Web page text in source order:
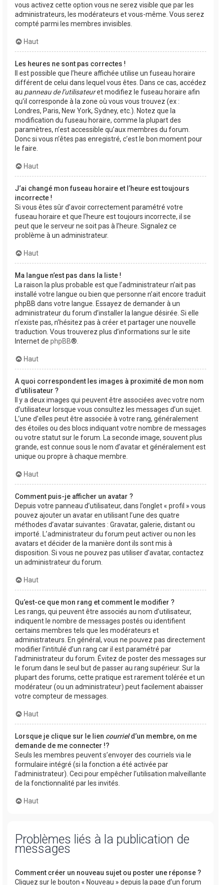
vous activez cette option vous ne serez visible que par les
administrateurs, les modérateurs et vous-même. Vous serez
compté parmi les membres invisibles.
Haut
Les heures ne sont pas correctes !
Il est possible que l’heure affichée utilise un fuseau horaire
différent de celui dans lequel vous êtes. Dans ce cas, accédez
au panneau de l’utilisateuret modifiez le fuseau horaire afin
qu’il corresponde à la zone où vous vous trouvez (ex :
Londres, Paris, New York, Sydney, etc.). Notez que la
modification du fuseau horaire, comme la plupart des
paramètres, n’est accessible qu’aux membres du forum.
Donc si vous n’êtes pas enregistré, c’est le bon moment pour
le faire.
Haut
J’ai changé mon fuseau horaire et l’heure est toujours
incorrecte !
Si vous êtes sûr d’avoir correctement paramétré votre
fuseau horaire et que l’heure est toujours incorrecte, il se
peut que le serveur ne soit pas à l’heure. Signalez ce
problème à un administrateur.
Haut
Ma langue n’est pas dans la liste !
La raison la plus probable est que l’administrateur n’ait pas
installé votre langue ou bien que personne n’ait encore traduit
phpBB dans votre langue. Essayez de demander à un
administrateur du forum d’installer la langue désirée. Si elle
n’existe pas, n’hésitez pas à créer et partager une nouvelle
traduction. Vous trouverez plus d’informations sur le site
Internet de phpBB®.
Haut
A quoi correspondent les images à proximité de mon nom
d’utilisateur ?
Il y a deux images qui peuvent être associées avec votre nom
d’utilisateur lorsque vous consultez les messages d’un sujet.
L’une d’elles peut être associée à votre rang, généralement
des étoiles ou des blocs indiquant votre nombre de messages
ou votre statut sur le forum. La seconde image, souvent plus
grande, est connue sous le nom d’avatar et généralement est
unique ou propre à chaque membre.
Haut
Comment puis-je afficher un avatar ?
Depuis votre panneau d’utilisateur, dans l’onglet « profil » vous
pouvez ajouter un avatar en utilisant l’une des quatre
méthodes d’avatar suivantes : Gravatar, galerie, distant ou
importé. L’administrateur du forum peut activer ou non les
avatars et décider de la manière dont ils sont mis à
disposition. Si vous ne pouvez pas utiliser d’avatar, contactez
un administrateur du forum.
Haut
Qu’est-ce que mon rang et comment le modifier ?
Les rangs, qui peuvent être associés au nom d’utilisateur,
indiquent le nombre de messages postés ou identifient
certains membres tels que les modérateurs et
administrateurs. En général, vous ne pouvez pas directement
modifier l’intitulé d’un rang car il est paramétré par
l’administrateur du forum. Évitez de poster des messages sur
le forum dans le seul but de passer au rang supérieur. Sur la
plupart des forums, cette pratique est rarement tolérée et un
modérateur (ou un administrateur) peut facilement abaisser
votre compteur de messages.
Haut
Lorsque je clique sur le lien courrield’un membre, on me
demande de me connecter !?
Seuls les membres peuvent s’envoyer des courriels via le
formulaire intégré (si la fonction a été activée par
l’administrateur). Ceci pour empêcher l’utilisation malveillante
de la fonctionnalité par les invités.
Haut
Problèmes liés à la publication de
messages
Comment créer un nouveau sujet ou poster une réponse ?
Cliquez sur le bouton « Nouveau » depuis la page d’un forum